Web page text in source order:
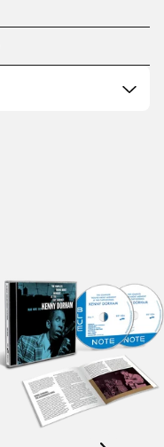
Scroll right